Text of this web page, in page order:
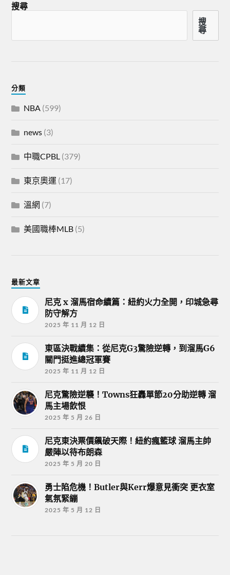
搜尋
搜
尋
分類
NBA (599)
news (3)
中職CPBL (379)
東京奧運 (17)
溫網 (7)
美國職棒MLB (5)
最新文章
尼克 x 溜馬宿命續篇：紐約火力全開，印城急尋
防守解方
2025 年 11 月 12 日
東區決戰續集：從尼克G3驚險逆轉，到溜馬G6
關門挺進總冠軍賽
2025 年 11 月 12 日
尼克驚險逆襲！Towns狂轟單節20分助逆轉 溜
馬主場飲恨
2025 年 5 月 26 日
尼克東決票價飆破天際！紐約瘋籃球 溜馬主帥
嚴陣以待布朗森
2025 年 5 月 20 日
勇士陷危機！Butler與Kerr爆意見衝突 更衣室
氣氛緊繃
2025 年 5 月 12 日